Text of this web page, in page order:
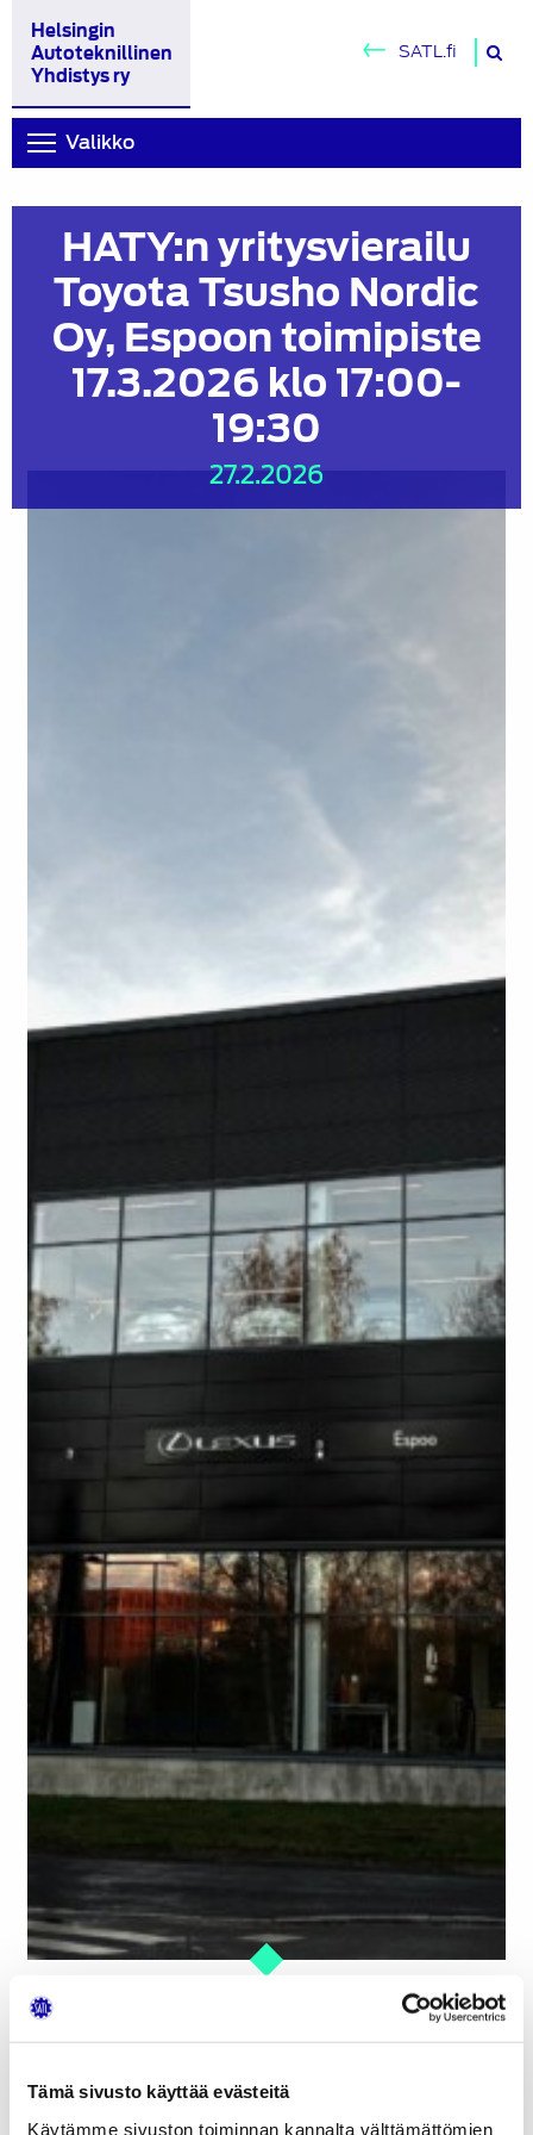
Tämä sivusto käyttää evästeitä
Käytämme sivuston toiminnan kannalta välttämättömien
Helsingin
Autoteknillinen
Yhdistys ry
SATL.fi
Valikko
HATY:n yritysvierailu
Toyota Tsusho Nordic
Oy, Espoon toimipiste
17.3.2026 klo 17:00-
19:30
27.2.2026